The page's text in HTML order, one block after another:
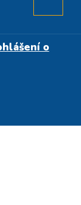
o